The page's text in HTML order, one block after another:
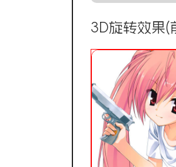
3D旋转效果(